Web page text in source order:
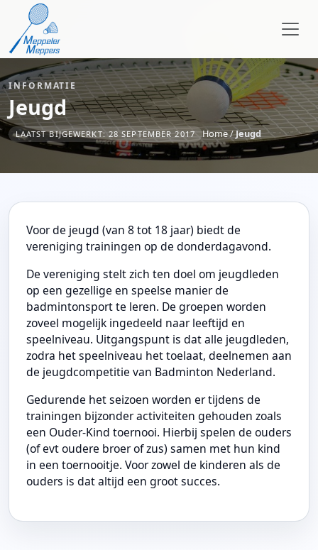
INFORMATIE
Jeugd
LAATST BIJGEWERKT: 28 SEPTEMBER 2017 Home/Jeugd
Voor de jeugd (van 8 tot 18 jaar) biedt de
vereniging trainingen op de donderdagavond.
De vereniging stelt zich ten doel om jeugdleden
op een gezellige en speelse manier de
badmintonsport te leren. De groepen worden
zoveel mogelijk ingedeeld naar leeftijd en
speelniveau. Uitgangspunt is dat alle jeugdleden,
zodra het speelniveau het toelaat, deelnemen aan
de jeugdcompetitie van Badminton Nederland.
Gedurende het seizoen worden er tijdens de
trainingen bijzonder activiteiten gehouden zoals
een Ouder-Kind toernooi. Hierbij spelen de ouders
(of evt oudere broer of zus) samen met hun kind
in een toernooitje. Voor zowel de kinderen als de
ouders is dat altijd een groot succes.